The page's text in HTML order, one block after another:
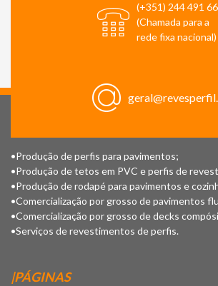
(+351) 244 491
(Chamada para a
rede fixa nacional)
•Produção de perfis para pavimentos;
•Produção de tetos em PVC e perfis de
•Produção de rodapé para pavimentos e
•Comercialização por grosso de pavimentos
•Comercialização por grosso de decks
•Serviços de revestimentos de perfis.
|PÁGINAS